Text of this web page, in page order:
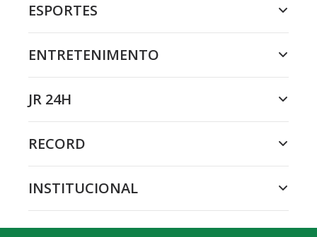
ESPORTES
ENTRETENIMENTO
JR 24H
RECORD
INSTITUCIONAL